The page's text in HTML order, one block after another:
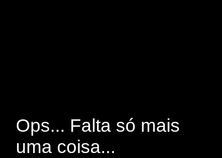
Ops... Falta só mais
uma coisa...